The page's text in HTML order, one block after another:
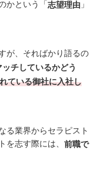
かという「志望理由 」
が、そればかり語るの
チしているかどう
ている御社に入社し
る業界からセラピスト
志す際には、 前職で